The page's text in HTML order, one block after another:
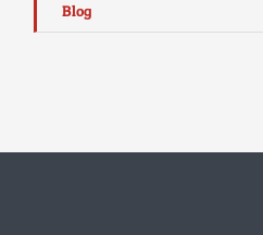
Blog